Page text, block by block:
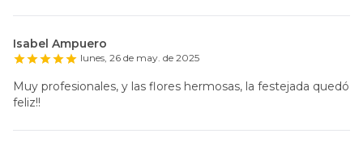
Isabel Ampuero
lunes, 26 de may. de 2025
Muy profesionales, y las flores hermosas, la festejada quedó
feliz!!